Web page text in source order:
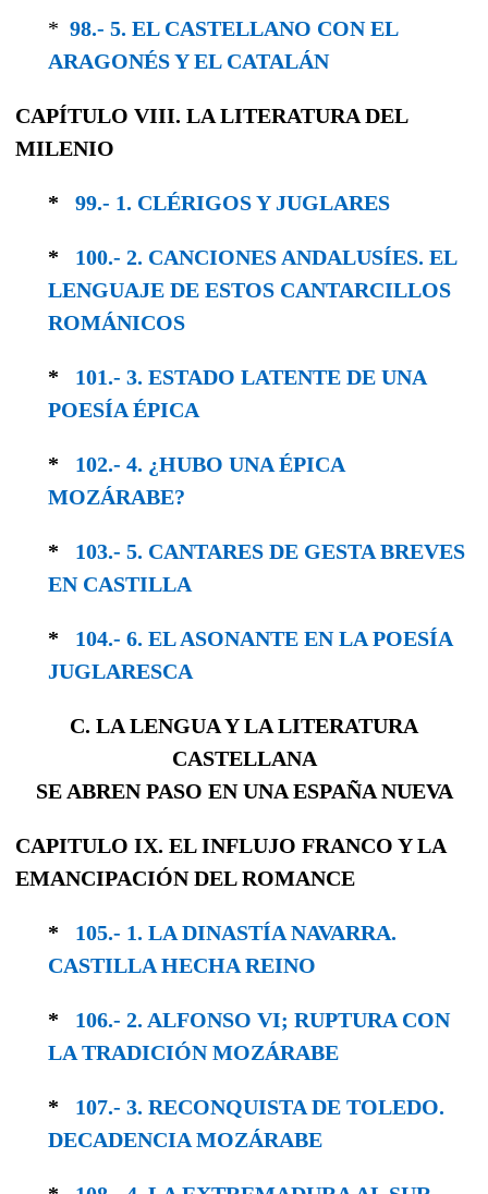
* 98.- 5. EL CASTELLANO CON EL
ARAGONÉS Y EL CATALÁN
CAPÍTULO VIII. LA LITERATURA DEL
MILENIO
* 99.- 1. CLÉRIGOS Y JUGLARES
* 100.- 2. CANCIONES ANDALUSÍES. EL
LEN­GUAJE DE ESTOS CANTARCILLOS
ROMÁNICOS
* 101.- 3. ESTADO LATENTE DE UNA
POESÍA ÉPICA
* 102.- 4. ¿HUBO UNA ÉPICA
MOZÁRABE?
* 103.- 5. CANTARES DE GESTA BREVES
EN CASTILLA
* 104.- 6. EL ASONANTE EN LA POESÍA
JUGLA­RESCA
C. LA LENGUA Y LA LITERATURA
CASTELLANA
SE ABREN PASO EN UNA ESPAÑA NUEVA
CAPITULO IX. EL INFLUJO FRANCO Y LA
EMANCIPACIÓN DEL ROMANCE
* 105.- 1. LA DINASTÍA NAVARRA.
CASTILLA HECHA REINO
* 106.- 2. ALFONSO VI; RUPTURA CON
LA TRA­DICIÓN MOZÁRABE
* 107.- 3. RECONQUISTA DE TOLEDO.
DECA­DENCIA MOZÁRABE